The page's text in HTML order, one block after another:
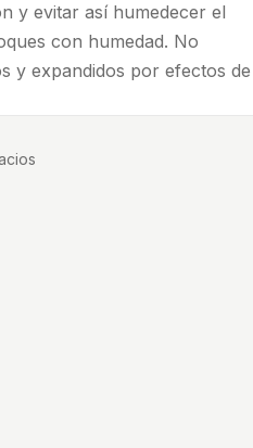
y evitar así humedecer el
con humedad. No
y expandidos por efectos de